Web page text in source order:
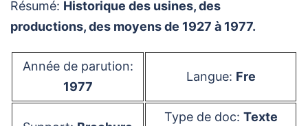
Résumé: Historique des usines, des
productions, des moyens de 1927 à 1977.
Année de parution:
1977
Langue: Fre
Type de doc: Texte